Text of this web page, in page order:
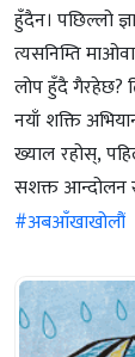
हुँदैन। पछिल्लो
त्यसनिम्ति
लोप हुँदै गैरहेछ?
नयाँ शक्ति
ख्याल रहोस्,
सशक्त आन्दोलन र
#अबआँखाखोलौं